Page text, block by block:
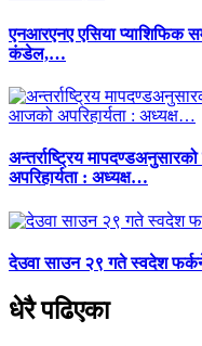
एनआरएनए एसिया प्याशिफिक
कंडेल,…
अन्तर्राष्ट्रिय
अपरिहार्यता : अध्यक्ष…
देउवा साउन २९ गते स्वदेश
धेरै पढिएका